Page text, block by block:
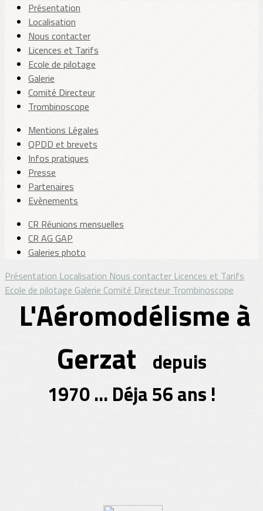
Présentation
Localisation
Nous contacter
Licences et Tarifs
Ecole de pilotage
Galerie
Comité Directeur
Trombinoscope
Mentions Légales
QPDD et brevets
Infos pratiques
Presse
Partenaires
Evènements
CR Réunions mensuelles
CR AG GAP
Galeries photo
Présentation Localisation Nous contacter Licences et Tarifs
Ecole de pilotage Galerie Comité Directeur Trombinoscope
L'Aéromodélisme à
Gerzat
depuis
1970 ... Déja 56 ans !